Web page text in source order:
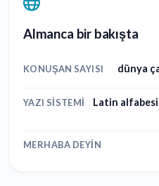
Almanca bir bakışta
KONUŞAN SAYISI dünya
YAZI SISTEMI
Latin
MERHABA DEYIN